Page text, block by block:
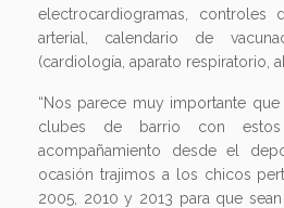
electrocardiogramas,
arterial, calendario de
(cardiología, aparato respiratorio,
“Nos parece muy importante
clubes de barrio con
acompañamiento desde el
ocasión trajimos a los chicos
2005, 2010 y 2013 para que